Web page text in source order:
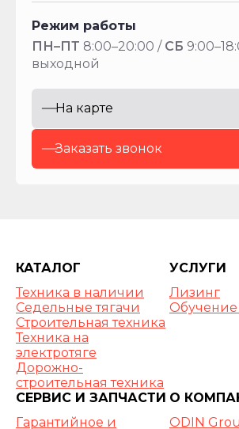
42
000
000
000+2
600+1
400
2
000+3
800+1
Режим работы
ПН–ПТ 8:00–20:00 / СБ
выходной
На карте
Заказать звонок
КАТАЛОГ
Техника в наличии
Седельные тягачи
Строительная техника
Техника на
электротяге
Дорожно-
строительная техника
УСЛУГИ
Лизинг
Обучение
СЕРВИС И ЗАПЧАСТИ
Гарантийное и
О
ODIN